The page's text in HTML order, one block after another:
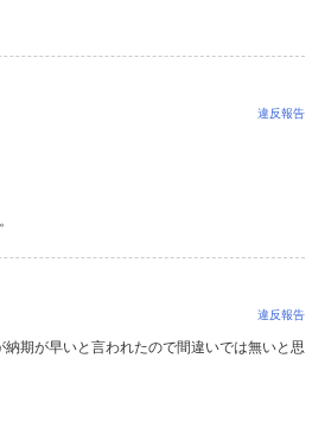
違反報告
違反報告
期が早いと言われたので間違いでは無いと思